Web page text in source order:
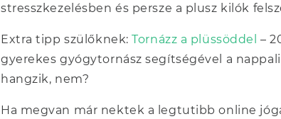
stresszkezelésben és persze a plusz kilók
Extra tipp szülőknek:Tornázz a plüssöddel –
gyerekes gyógytornász segítségével a
hangzik, nem?
Ha megvan már nektek a legtutibb online